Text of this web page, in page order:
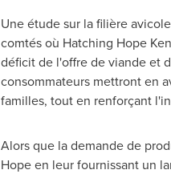
Une étude sur la filière
comtés où Hatching Hope
déficit de l'offre de viande et
consommateurs mettront en
familles, tout en renforçant
Alors que la demande de
Hope en leur fournissant un